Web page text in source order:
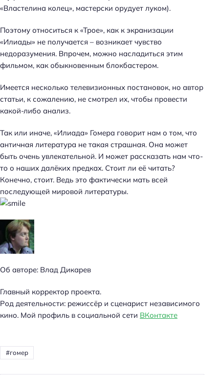
«Властелина колец», мастерски орудует луком).
Поэтому относиться к «Трое», как к экранизации
«Илиады» не получается – возникает чувство
недоразумения. Впрочем, можно насладиться этим
фильмом, как обыкновенным блокбастером.
Имеется несколько телевизионных постановок, но автор
статьи, к сожалению, не смотрел их, чтобы провести
какой-либо анализ.
Так или иначе, «Илиада» Гомера говорит нам о том, что
античная литература не такая страшная. Она может
быть очень увлекательной. И может рассказать нам что-
то о наших далёких предках. Стоит ли её читать?
Конечно, стоит. Ведь это фактически мать всей
последующей мировой литературы.
Об авторе: Влад Дикарев
Главный корректор проекта.
Род деятельности: режиссёр и сценарист независимого
кино. Мой профиль в социальной сети ВКонтакте
гомер
Н